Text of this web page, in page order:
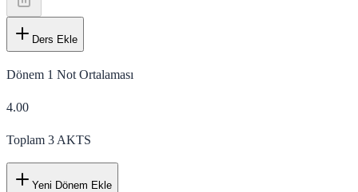
Ders Ekle
Dönem 1 Not Ortalaması
4.00
Toplam 3 AKTS
Yeni Dönem Ekle